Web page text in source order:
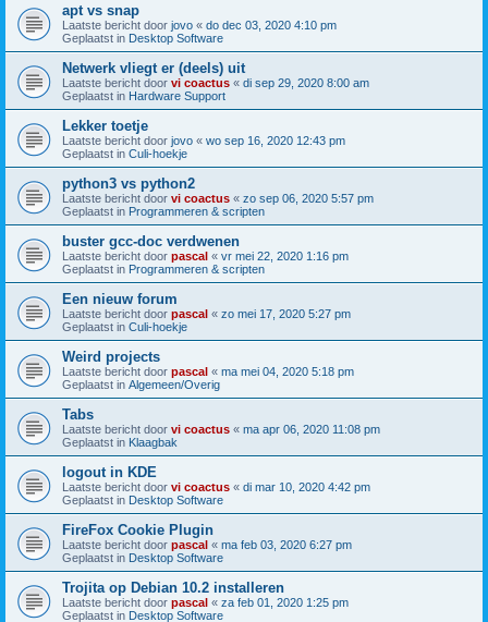
apt vs snap
Laatste bericht door jovo « do dec 03, 2020 4:10 pm
Geplaatst in Desktop Software
Netwerk vliegt er (deels) uit
Laatste bericht door vi coactus « di sep 29, 2020 8:00 am
Geplaatst in Hardware Support
Lekker toetje
Laatste bericht door jovo « wo sep 16, 2020 12:43 pm
Geplaatst in Culi-hoekje
python3 vs python2
Laatste bericht door vi coactus « zo sep 06, 2020 5:57 pm
Geplaatst in Programmeren & scripten
buster gcc-doc verdwenen
Laatste bericht door pascal « vr mei 22, 2020 1:16 pm
Geplaatst in Programmeren & scripten
Een nieuw forum
Laatste bericht door pascal « zo mei 17, 2020 5:27 pm
Geplaatst in Culi-hoekje
Weird projects
Laatste bericht door pascal « ma mei 04, 2020 5:18 pm
Geplaatst in Algemeen/Overig
Tabs
Laatste bericht door vi coactus « ma apr 06, 2020 11:08 pm
Geplaatst in Klaagbak
logout in KDE
Laatste bericht door vi coactus « di mar 10, 2020 4:42 pm
Geplaatst in Desktop Software
FireFox Cookie Plugin
Laatste bericht door pascal « ma feb 03, 2020 6:27 pm
Geplaatst in Desktop Software
Trojita op Debian 10.2 installeren
Laatste bericht door pascal « za feb 01, 2020 1:25 pm
Geplaatst in Desktop Software